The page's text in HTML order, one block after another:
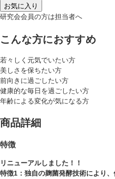
お気に入り
研究会会員の方は担当者へ
こんな方におすすめ
若々しく元気でいたい方
美しさを保ちたい方
前向きに過ごしたい方
健康的な毎日を過ごしたい方
年齢による変化が気になる方
商品詳細
特徴
リニューアルしました！！
特徴1：独自の麹菌発酵技術により、